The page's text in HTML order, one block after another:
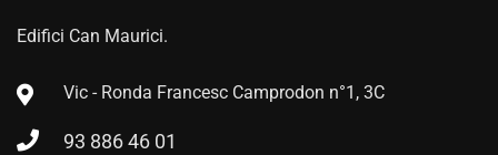
Edifici Can Maurici.
Vic - Ronda Francesc Camprodon n°1, 3C
93 886 46 01